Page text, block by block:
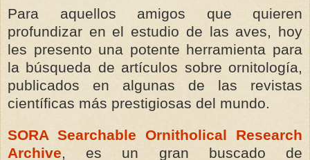
Para aquellos amigos que quieren
profundizar en el estudio de las aves, hoy
les presento una potente herramienta para
la búsqueda de artículos sobre ornitología,
publicados en algunas de las revistas
científicas más prestigiosas del mundo.
SORA Searchable Ornitholical Research
Archive, es un gran buscado de